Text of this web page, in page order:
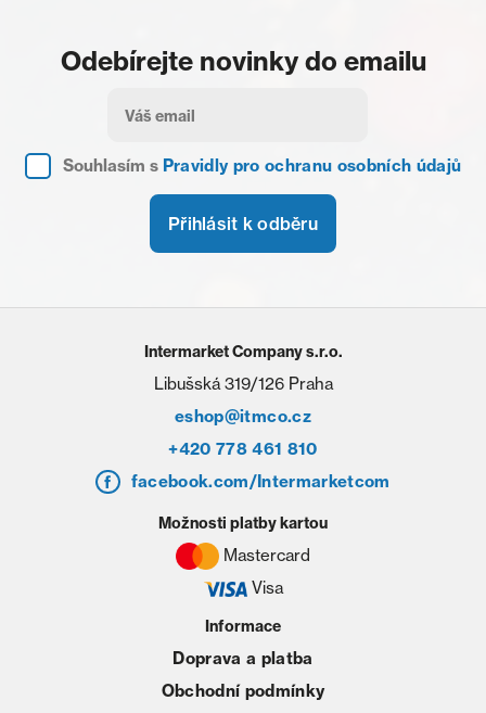
Odebírejte novinky do emailu
Souhlasím s Pravidly pro ochranu osobních údajů
Přihlásit k odběru
Intermarket Company s.r.o.
Libušská 319/126 Praha
eshop@itmco.cz
+420 778 461 810
facebook.com/Intermarketcom
Informace
Doprava a platba
Obchodní podmínky
Možnosti platby kartou
Mastercard
Visa